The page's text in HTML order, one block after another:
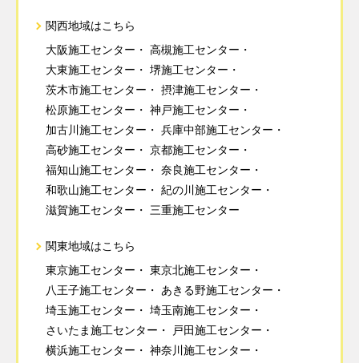
関西地域はこちら
大阪施工センター
高槻施工センター
大東施工センター
堺施工センター
茨木市施工センター
摂津施工センター
松原施工センター
神戸施工センター
加古川施工センター
兵庫中部施工センター
高砂施工センター
京都施工センター
福知山施工センター
奈良施工センター
和歌山施工センター
紀の川施工センター
滋賀施工センター
三重施工センター
関東地域はこちら
東京施工センター
東京北施工センター
八王子施工センター
あきる野施工センター
埼玉施工センター
埼玉南施工センター
さいたま施工センター
戸田施工センター
横浜施工センター
神奈川施工センター